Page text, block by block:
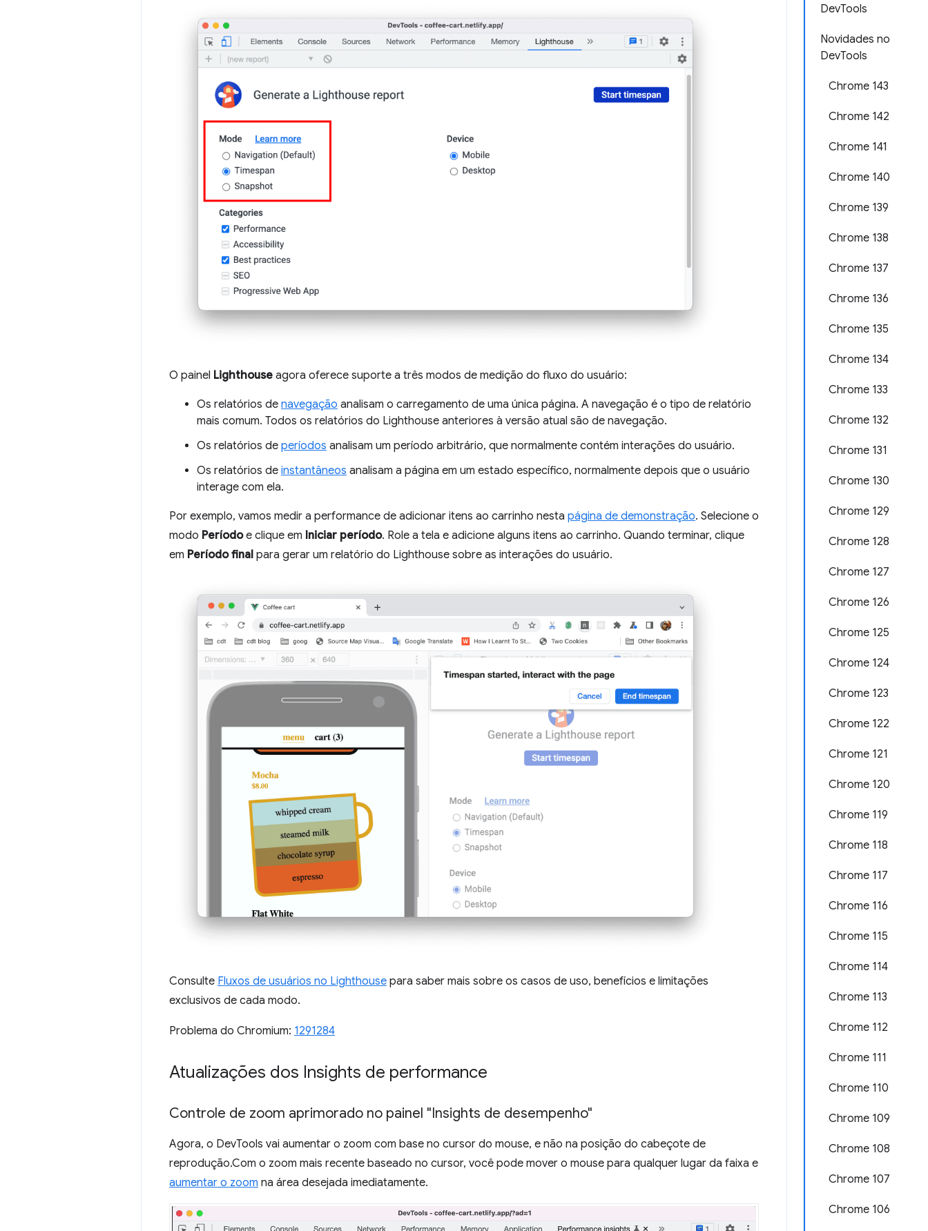
DevTools
Novidades no
DevTools
Chrome 143
Chrome 142
Chrome 141
Chrome 140
Chrome 139
Chrome 138
Chrome 137
Chrome 136
Chrome 135
Chrome 134
Chrome 133
Chrome 132
Chrome 131
Chrome 130
Chrome 129
Chrome 128
Chrome 127
Chrome 126
Chrome 125
Chrome 124
Chrome 123
Chrome 122
Chrome 121
Chrome 120
Chrome 119
Chrome 118
Chrome 117
Chrome 116
Chrome 115
Chrome 114
Chrome 113
Chrome 112
Chrome 111
Chrome 110
Chrome 109
Chrome 108
Chrome 107
Chrome 106
O painel Lighthouse agora oferece suporte a três modos de medição do fluxo do usuário:
Os relatórios de navegação analisam o carregamento de uma única página. A navegação é o tipo de relatório
mais comum. Todos os relatórios do Lighthouse anteriores à versão atual são de navegação.
Os relatórios de períodos analisam um período arbitrário, que normalmente contém interações do usuário.
Os relatórios de instantâneos analisam a página em um estado específico, normalmente depois que o usuário
interage com ela.
Por exemplo, vamos medir a performance de adicionar itens ao carrinho nesta página de demonstração. Selecione o
modo Períodoe clique em Iniciar período. Role a tela e adicione alguns itens ao carrinho. Quando terminar, clique
em Período final para gerar um relatório do Lighthouse sobre as interações do usuário.
Consulte Fluxos de usuários no Lighthouse para saber mais sobre os casos de uso, benefícios e limitações
exclusivos de cada modo.
Problema do Chromium: 1291284
Atualizações dos Insights de performance
Controle de zoom aprimorado no painel "Insights de desempenho"
Agora, o DevTools vai aumentar o zoom com base no cursor do mouse, e não na posição do cabeçote de
reprodução.Com o zoom mais recente baseado no cursor, você pode mover o mouse para qualquer lugar da faixa e
aumentar o zoom na área desejada imediatamente.